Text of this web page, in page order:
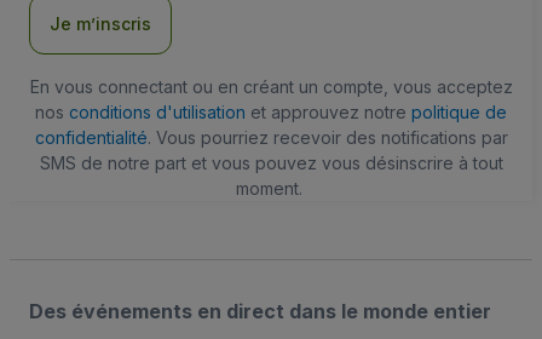
Je m’inscris
En vous connectant ou en créant un compte, vous acceptez
nos conditions d'utilisation et approuvez notre politique de
confidentialité. Vous pourriez recevoir des notifications par
SMS de notre part et vous pouvez vous désinscrire à tout
moment.
Des événements en direct dans le monde entier